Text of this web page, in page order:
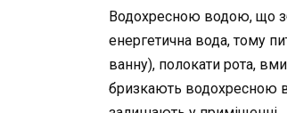
Водохресною водою, що
енергетична вода, тому
ванну), полокати рота,
бризкають водохресною